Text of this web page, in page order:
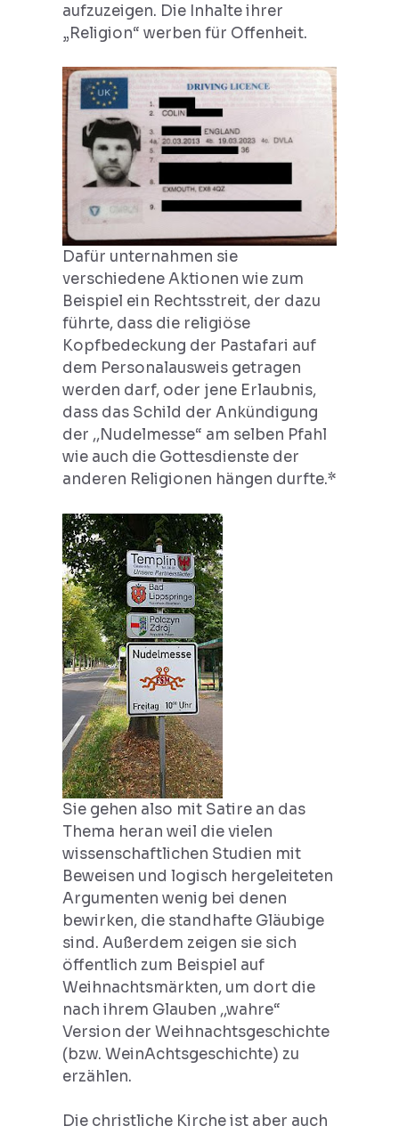
aufzuzeigen. Die Inhalte ihrer
„Religion“ werben für Offenheit.
Dafür unternahmen sie
verschiedene Aktionen wie zum
Beispiel ein Rechtsstreit, der dazu
führte, dass die religiöse
Kopfbedeckung der Pastafari auf
dem Personalausweis getragen
werden darf, oder jene Erlaubnis,
dass das Schild der Ankündigung
der ,,Nudelmesse“ am selben Pfahl
wie auch die Gottesdienste der
anderen Religionen hängen durfte.*
Sie gehen also mit Satire an das
Thema heran weil die vielen
wissenschaftlichen Studien mit
Beweisen und logisch hergeleiteten
Argumenten wenig bei denen
bewirken, die standhafte Gläubige
sind. Außerdem zeigen sie sich
öffentlich zum Beispiel auf
Weihnachtsmärkten, um dort die
nach ihrem Glauben ,,wahre“
Version der Weihnachtsgeschichte
(bzw. WeinAchtsgeschichte) zu
erzählen.
Die christliche Kirche ist aber auch